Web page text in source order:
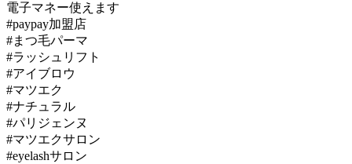
電子マネー使えます
#paypay加盟店
#まつ毛パーマ
#ラッシュリフト
#アイブロウ
#マツエク
#ナチュラル
#パリジェンヌ
#マツエクサロン
#eyelashサロン